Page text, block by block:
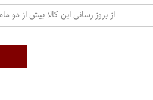
از بروز رسانی این کالا بیش از